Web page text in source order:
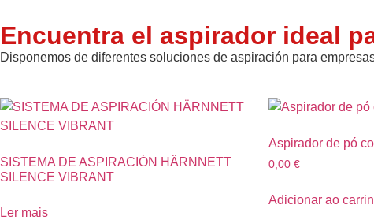
Encuentra el aspirador ideal
Disponemos de diferentes soluciones de aspiración para
SISTEMA DE ASPIRACIÓN HÄRNNETT
SILENCE VIBRANT
Ler mais
Aspirador de pó
0,00 €
Adicionar ao